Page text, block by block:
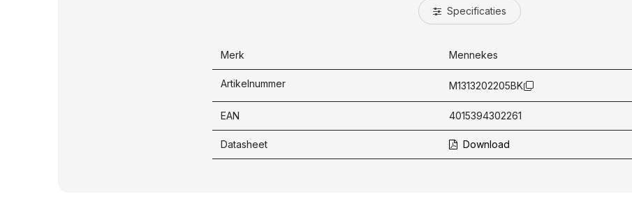
Specificaties
Merk Mennekes
Artikelnummer M1313202205BK
EAN 4015394302261
Datasheet Download